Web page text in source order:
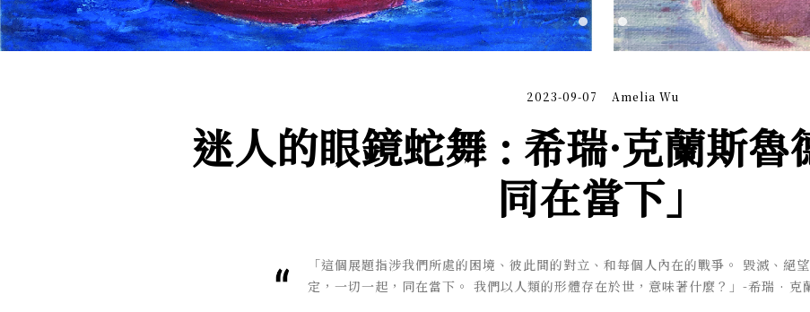
迷人的眼鏡蛇舞 : 希瑞·克蘭斯魯
同在當下」
Amelia Wu
2023-09-07
「這個展題指涉我們所處的困境、彼此間的對立、和每個人內在的戰爭。 毀滅、絕
定，一切一起，同在當下。 我們以人類的形體存在於世，意味著什麼？」-希瑞 · 克